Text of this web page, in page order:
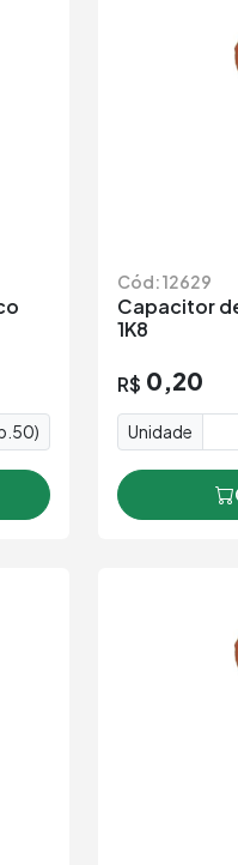
Cód: 12629
Capacitor
1K8
R$ 0,20
Unidade